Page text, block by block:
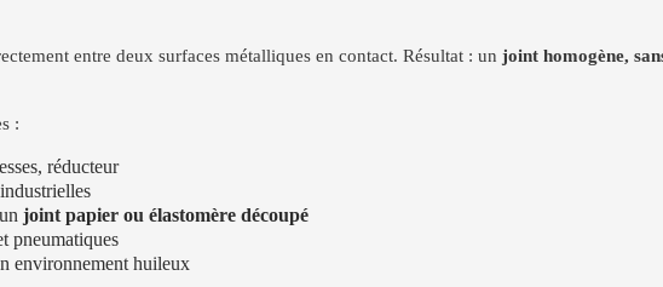
entre deux surfaces métalliques en contact. Résultat : un joint homogène,
:
réducteur
joint papier ou élastomère découpé
pneumatiques
environnement huileux